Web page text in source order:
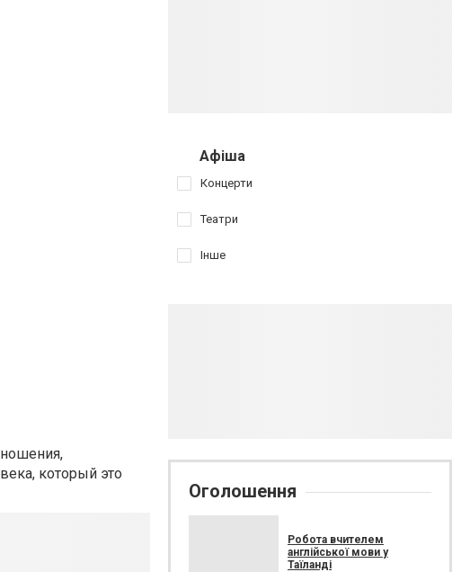
который это
Афіша
Концерти
Театри
Інше
Оголошення
Робота вчителем
англійської мови у
Таїланді